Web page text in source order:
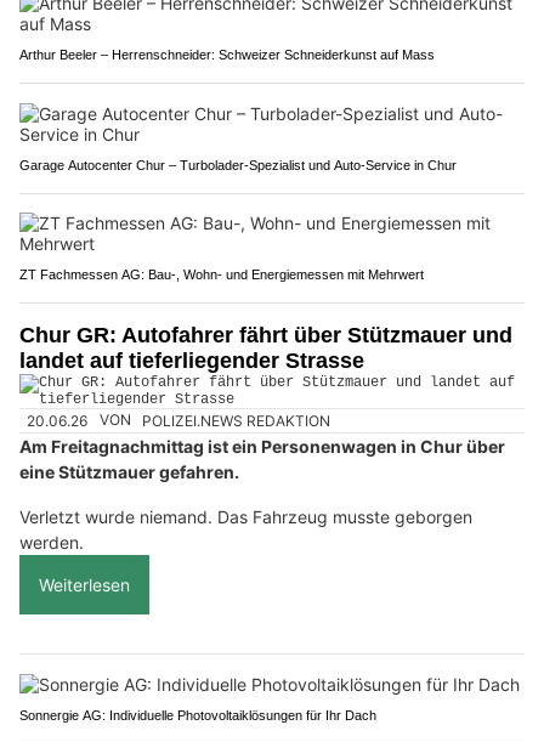
Arthur Beeler – Herrenschneider: Schweizer Schneiderkunst auf Mass
Garage Autocenter Chur – Turbolader-Spezialist und Auto-Service in Chur
ZT Fachmessen AG: Bau-, Wohn- und Energiemessen mit Mehrwert
Chur GR: Autofahrer fährt über Stützmauer und
landet auf tieferliegender Strasse
20.06.26 VON POLIZEI.NEWS REDAKTION
Am Freitagnachmittag ist ein Personenwagen in Chur über
eine Stützmauer gefahren.
Verletzt wurde niemand. Das Fahrzeug musste geborgen
werden.
Weiterlesen
Sonnergie AG: Individuelle Photovoltaiklösungen für Ihr Dach